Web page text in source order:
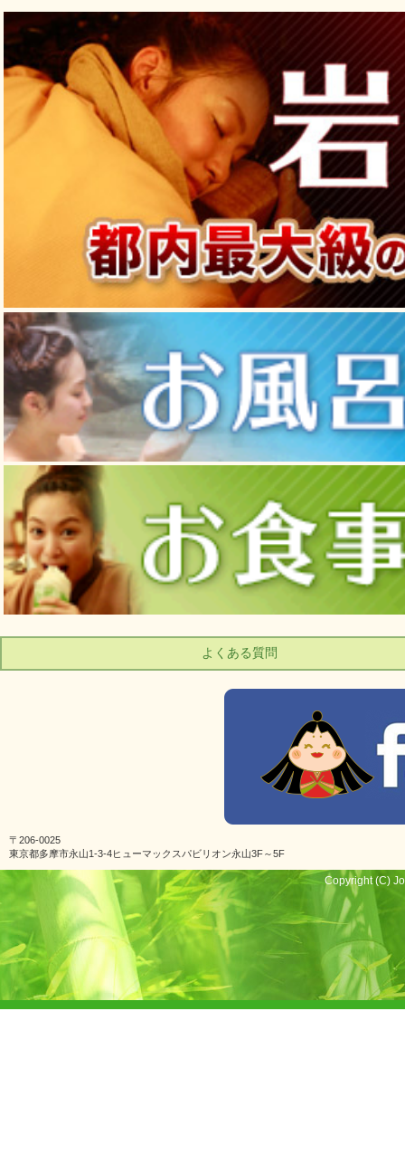
よくある質問
〒206-0025
東京都多摩市永山1-3-4ヒューマックスパビリオン永山3F～5F
Copyright (C)